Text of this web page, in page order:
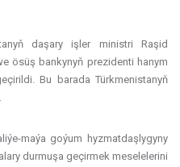
daşary işler ministri Raşid
ösüş bankynyň prezidenti hanym
Bu barada Türkmenistanyň
maýa goýum hyzmatdaşlygyny
durmuşa geçirmek meselelerini